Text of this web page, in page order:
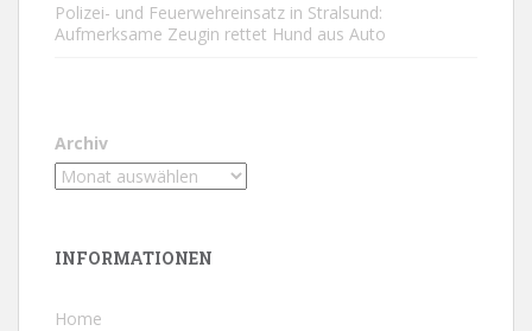
Polizei- und Feuerwehreinsatz in Stralsund:
Aufmerksame Zeugin rettet Hund aus Auto
Archiv
INFORMATIONEN
Home